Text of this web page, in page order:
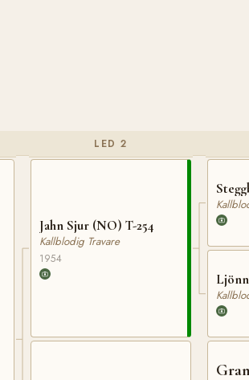
LED 2
Jahn Sjur (NO) T-254
Kallblodig Travare
1954